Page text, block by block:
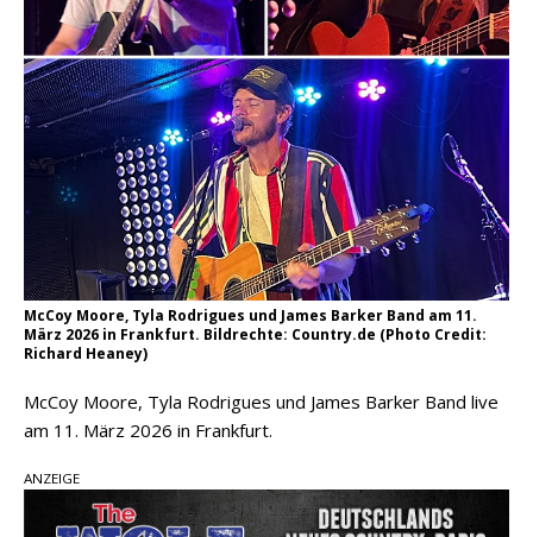
McCoy Moore, Tyla Rodrigues und James Barker Band am 11.
März 2026 in Frankfurt. Bildrechte: Country.de (Photo Credit:
Richard Heaney)
McCoy Moore, Tyla Rodrigues und James Barker Band live
am 11. März 2026 in Frankfurt.
ANZEIGE